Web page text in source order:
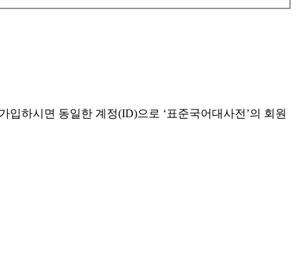
입하시면 동일한 계정(ID)으로 ‘표준국어대사전’의 회원